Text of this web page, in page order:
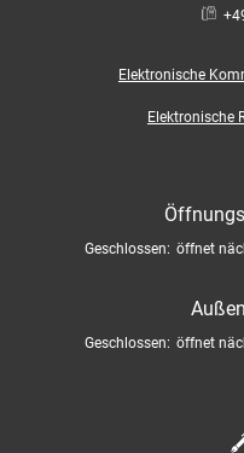
Elektronische
Elektronische
Klicken, um weitere
Geschlossen: öffnet
Klicken, um weitere
Geschlossen: öffnet